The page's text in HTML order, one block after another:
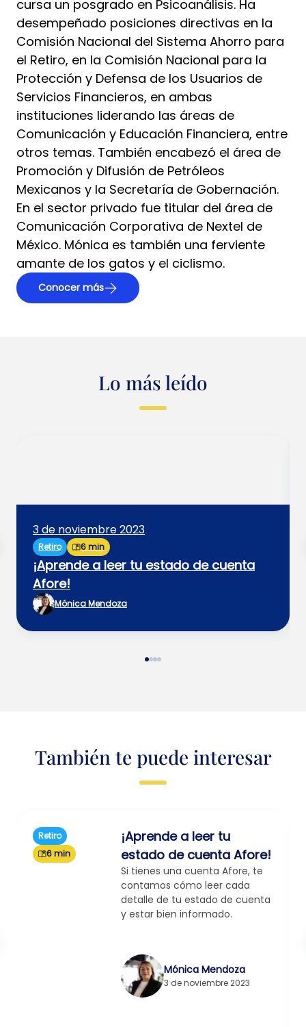
cursa un posgrado en Psicoanálisis. Ha
desempeñado posiciones directivas en la
Comisión Nacional del Sistema Ahorro para
el Retiro, en la Comisión Nacional para la
Protección y Defensa de los Usuarios de
Servicios Financieros, en ambas
instituciones liderando las áreas de
Comunicación y Educación Financiera, entre
otros temas. También encabezó el área de
Promoción y Difusión de Petróleos
Mexicanos y la Secretaría de Gobernación.
En el sector privado fue titular del área de
Comunicación Corporativa de Nextel de
México. Mónica es también una ferviente
amante de los gatos y el ciclismo.
Conocer más
Lo más leído
3 de noviembre 2023
Retiro 6 min
¡Aprende a leer tu estado de cuenta
Afore!
Mónica Mendoza
También te puede interesar
Retiro
6 min
¡Aprende a leer tu
estado de cuenta Afore!
Si tienes una cuenta Afore, te
contamos cómo leer cada
detalle de tu estado de cuenta
y estar bien informado.
Mónica Mendoza
3 de noviembre 2023